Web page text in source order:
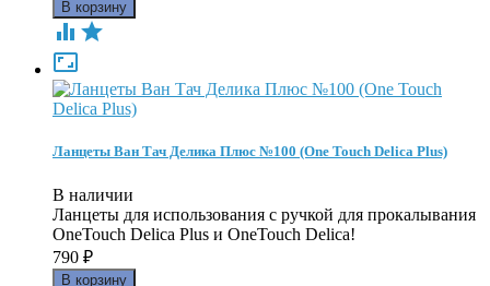
 

Ланцеты Ван Тач Делика Плюс №100 (One Touch Delica Plus)
В наличии
Ланцеты для использования с ручкой для прокалывания
OneTouch Delica Plus и OneTouch Delica!
790 ₽